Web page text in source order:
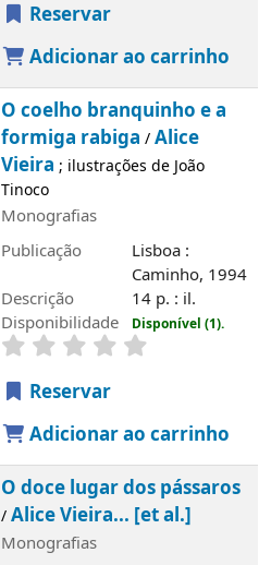
Reservar
Adicionar ao carrinho
O coelho branquinho e a
formiga rabiga /Alice
Vieira ; ilustrações de João
Tinoco
Monografias
Publicação
Lisboa :
Caminho, 1994
Descrição
14 p. : il.
Disponibilidade
Disponível (1).
Reservar
Adicionar ao carrinho
O doce lugar dos pássaros
/Alice Vieira... [et al.]
Monografias